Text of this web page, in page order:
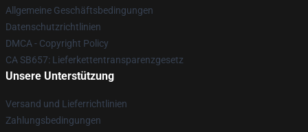
Allgemeine Geschäftsbedingungen
Datenschutzrichtlinien
DMCA - Copyright Policy
CA SB657: Lieferkettentransparenzgesetz
Unsere Unterstützung
Versand und Lieferrichtlinien
Zahlungsbedingungen